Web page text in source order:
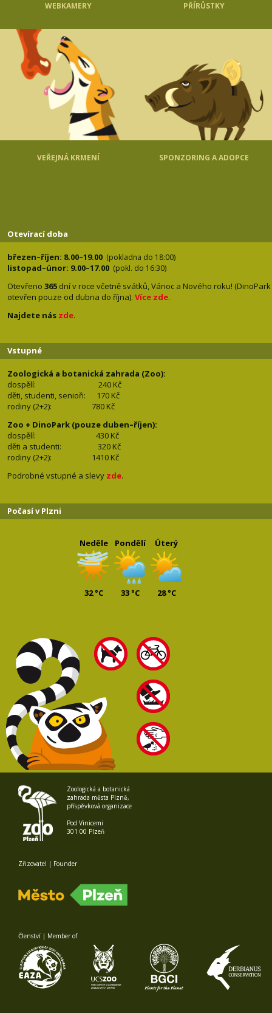
WEBKAMERY PŘÍRŮSTKY
VEŘEJNÁ KRMENÍ SPONZORING A ADOPCE
Otevírací doba
březen–říjen: 8.00–19.00 (pokladna do 18:00)
listopad–únor: 9.00–17.00 (pokl. do 16:30)
Otevřeno 365 dní v roce včetně svátků, Vánoc a Nového roku! (DinoPark
otevřen pouze od dubna do října). Více zde.
Najdete nás zde.
Vstupné
Zoologická a botanická zahrada (Zoo):
dospělí:
240 Kč
děti, studenti, senioři: 170 Kč
rodiny (2+2): 780 Kč
Zoo + DinoPark (pouze duben–říjen):
dospělí: 430 Kč
děti a studenti: 320 Kč
rodiny (2+2): 1410 Kč
Podrobné vstupné a slevy zde.
Počasí v Plzni
Neděle
32 °C
Pondělí
33 °C
Úterý
28 °C
Zoologická a botanická
zahrada města Plzně,
příspěvková organizace
Pod Vinicemi
301 00 Plzeň
Zřizovatel | Founder
Členství | Member of